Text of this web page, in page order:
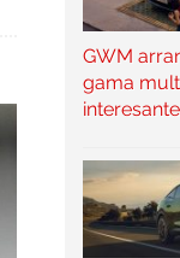
GWM
gama